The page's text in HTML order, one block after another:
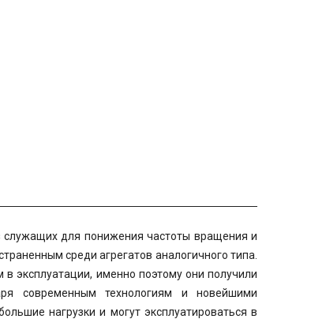
для понижения частоты вращения и
среди агрегатов аналогичного типа.
эксплуатации, именно поэтому они получили
современным технологиям и новейшими
нагрузки и могут эксплуатироваться в